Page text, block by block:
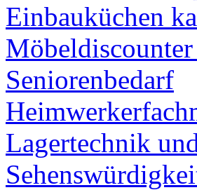
Einbauküchen
Seniorenbedarf
Lagertechnik